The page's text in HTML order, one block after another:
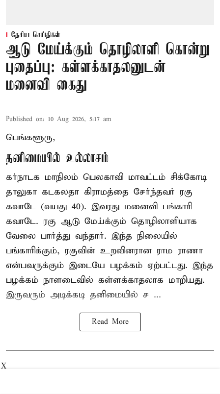
தேசிய செய்திகள்
ஆடு மேய்க்கும் தொழிலாளி கொன்று
புதைப்பு: கள்ளக்காதலனுடன்
மனைவி கைது
Published on: 10 Aug 2026, 5:17 am
பெங்களூரு,
தனிமையில் உல்லாசம்
கர்நாடக மாநிலம் பெலகாவி மாவட்டம் சிக்கோடி
தாலுகா கடகலதா கிராமத்தை சேர்ந்தவர் ரகு
கவாடே (வயது 40). இவரது மனைவி பங்காரி
கவாடே. ரகு ஆடு மேய்க்கும் தொழிலாளியாக
வேலை பார்த்து வந்தார். இந்த நிலையில்
பங்காரிக்கும், ரகுவின் உறவினரான ராம ராணா
என்பவருக்கும் இடையே பழக்கம் ஏற்பட்டது. இந்த
பழக்கம் நாளடைவில் கள்ளக்காதலாக மாறியது.
இருவரும் அடிக்கடி தனிமையில் ச ...
Read More
X